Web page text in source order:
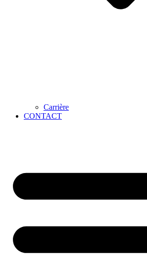
Carrière
CONTACT